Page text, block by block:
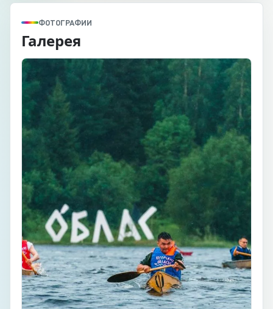
ФОТОГРАФИИ
Галерея